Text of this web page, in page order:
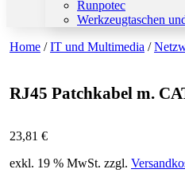
Runpotec
Werkzeugtaschen
Home /IT und Multimedia /
RJ45 Patchkabel m.
23,81 €
exkl. 19 % MwSt. zzgl.